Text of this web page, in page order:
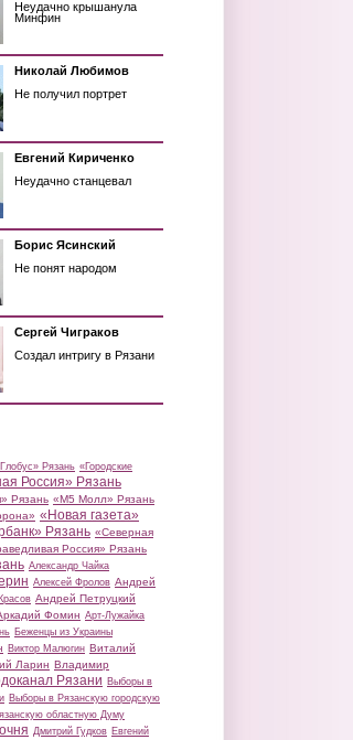
Неудачно крышанула
Минфин
Николай Любимов
Не получил портрет
Евгений Кириченко
Неудачно станцевал
Борис Ясинский
Не понят народом
Сергей Чиграков
Создал интригу в Рязани
Рязань «Городские
Россия» Рязань
Рязань «М5 Молл» Рязань
«Новая газета»
Рязань «Северная
Россия» Рязань
Александр Чайка
Алексей Фролов Андрей
Андрей Петруцкий
Фомин Арт-Лужайка
Беженцы из Украины
Виктор Малюгин Виталий
Ларин Владимир
Рязани Выборы в
Выборы в Рязанскую городскую
областную Думу
Дмитрий Гудков Евгений